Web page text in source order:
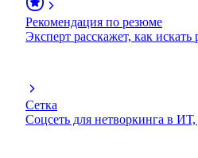
Рекомендация по резюме
Эксперт расскажет, как
Сетка
Соцсеть для нетворкинга в